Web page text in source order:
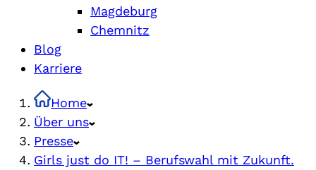
Magdeburg
Chemnitz
Blog
Karriere
Home
Über uns
Presse
Girls just do IT! – Berufswahl mit Zukunft.